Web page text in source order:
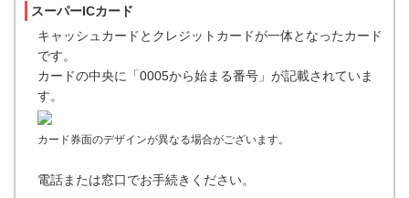
スーパーICカード
キャッシュカードとクレジットカードが一体となったカード
です。
カードの中央に「0005から始まる番号」が記載されていま
す。
カード券面のデザインが異なる場合がございます。
電話または窓口でお手続きください。